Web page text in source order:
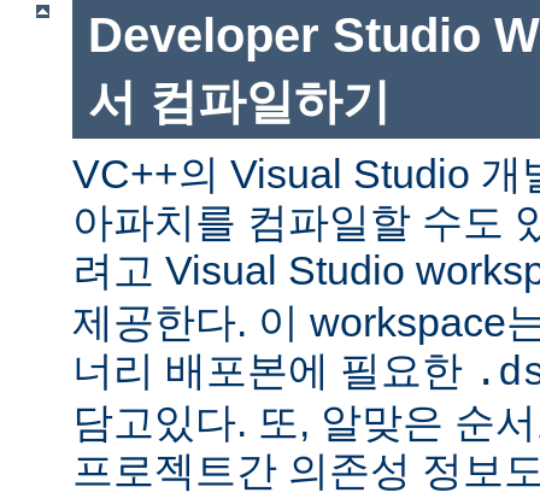
Developer Studio
서 컴파일하기
VC++의 Visual Studio 개
아파치를 컴파일할 수도
려고 Visual Studio
제공한다. 이 workspace
너리 배포본에 필요한
담고있다. 또, 알맞은 순
프로젝트간 의존성 정보